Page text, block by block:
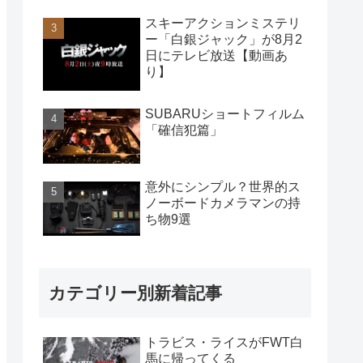
スキーアクションミステリ
ー「白銀ジャック」が8月2
日にテレビ放送【動画あ
り】
SUBARUショートフィルム
「確信犯篇」
意外にシンプル？世界的ス
ノーボードカメラマンの持
ち物9選
カテゴリー別新着記事
トラビス・ライスがFWT白
馬に帰ってくる